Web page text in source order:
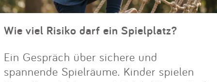
Wie viel Risiko darf ein Spielplatz?
Ein Gespräch über sichere und
spannende Spielräume. Kinder spielen